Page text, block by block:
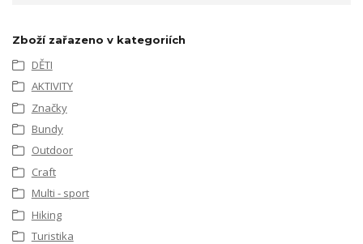
Zboží zařazeno v kategoriích
DĚTI
AKTIVITY
Značky
Bundy
Outdoor
Craft
Multi - sport
Hiking
Turistika